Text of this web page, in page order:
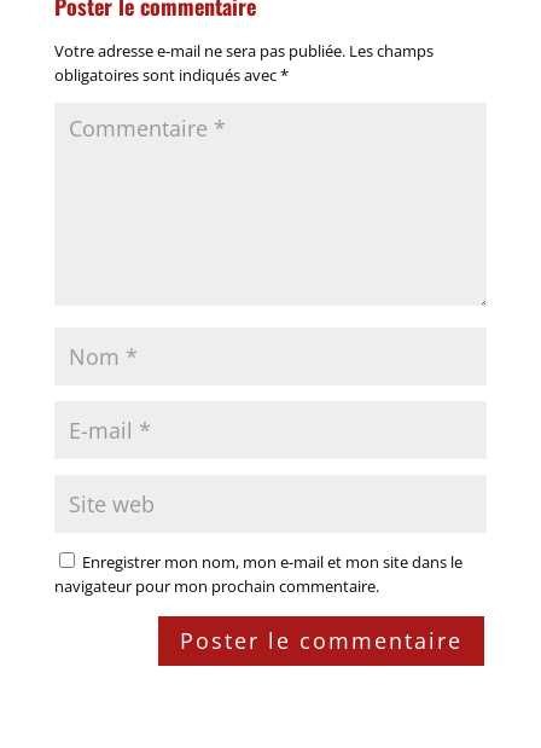
Votre adresse e-mail ne sera pas publiée. Les champs
obligatoires sont indiqués avec*
Enregistrer mon nom, mon e-mail et mon site dans le
navigateur pour mon prochain commentaire.